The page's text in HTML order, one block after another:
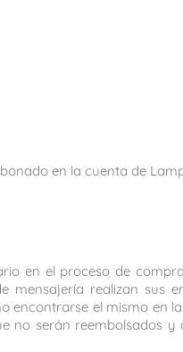
en la cuenta de
en el proceso de
realizan sus
encontrarse el mismo en
no serán reembolsados